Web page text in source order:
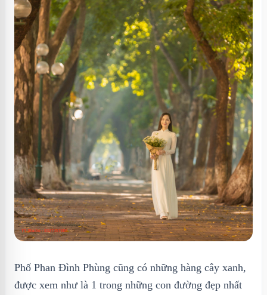
Phố Phan Đình Phùng cũng có những hàng cây xanh,
được xem như là 1 trong những con đường đẹp nhất